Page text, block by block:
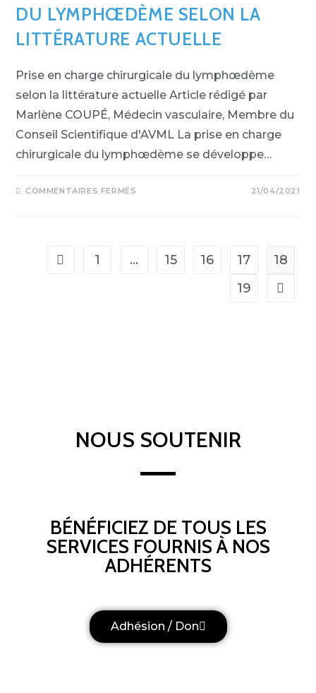
DU LYMPHŒDÈME SELON LA
LITTÉRATURE ACTUELLE
Prise en charge chirurgicale du lymphœdème
selon la littérature actuelle Article rédigé par
Marlène COUPÉ, Médecin vasculaire, Membre du
Conseil Scientifique d'AVML La prise en charge
chirurgicale du lymphœdème se développe…
COMMENTAIRES FERMÉS 21/04/2021
1 … 15 16 17
18
19
NOUS SOUTENIR
BÉNÉFICIEZ DE TOUS LES
SERVICES FOURNIS À NOS
ADHÉRENTS
Adhésion / Don